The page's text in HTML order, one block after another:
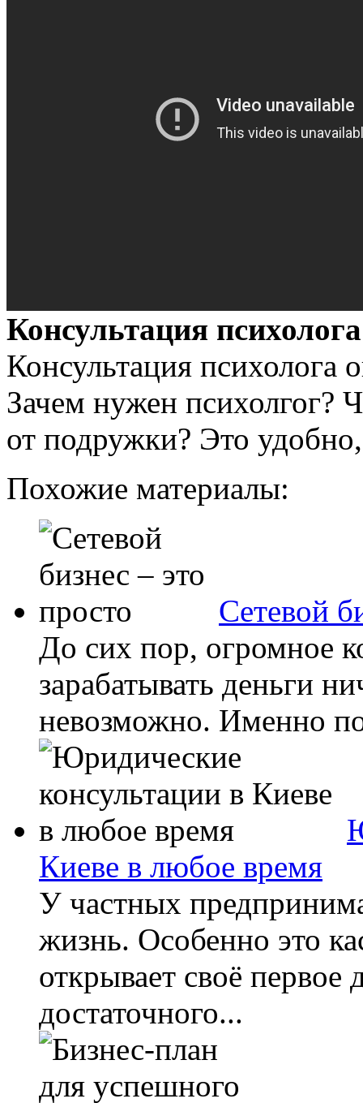
Консультация
Консультация психолога
Зачем нужен психолгог?
от подружки? Это
Похожие материалы:
Сетевой
До сих пор, огромное
зарабатывать деньги
невозможно. Именно
Киеве в любое время
У частных
жизнь. Особенно это
открывает своё первое
достаточного...